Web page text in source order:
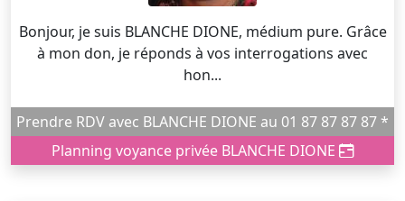
Bonjour, je suis BLANCHE DIONE, médium pure. Grâce
à mon don, je réponds à vos interrogations avec
hon...
Prendre RDV avec BLANCHE DIONE au 01 87 87 87 87 *
Planning voyance privée BLANCHE DIONE